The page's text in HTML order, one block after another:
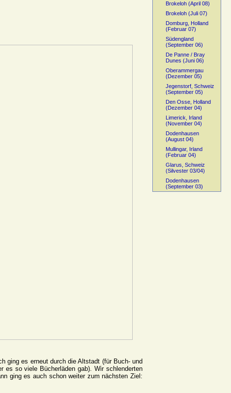
ging es erneut durch die Altstadt (für Buch- und
es so viele Bücherläden gab). Wir schlenderten
ging es auch schon weiter zum nächsten Ziel:
Brokeloh (April 08)
Brokeloh (Juli 07)
Domburg, Holland
(Februar 07)
Südengland
(September 06)
De Panne / Bray
Dunes (Juni 06)
Oberammergau
(Dezember 05)
Jegenstorf, Schweiz
(September 05)
Den Osse, Holland
(Dezember 04)
Limerick, Irland
(November 04)
Dodenhausen
(August 04)
Mullingar, Irland
(Februar 04)
Glarus, Schweiz
(Silvester 03/04)
Dodenhausen
(September 03)